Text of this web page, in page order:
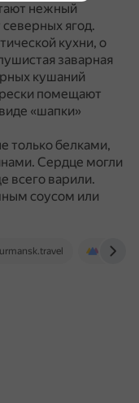
нежный
ягод.
кухни, о
заварная
кушаний
помещают
«шапки»
только белками,
Сердце могли
всего варили.
соусом или